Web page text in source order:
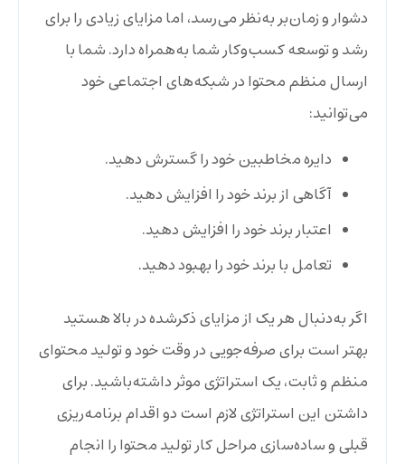
دشوار و زمان‌بر به‌نظر می‌رسد، اما مزایای زیادی را برای
رشد و توسعه کسب‌و‌کار شما به‌همراه دارد. شما با
ارسال منظم محتوا در شبکه‌های اجتماعی خود
می‌توانید:
دایره مخاطبین خود را گسترش دهید.
آگاهی از برند خود را افزایش دهید.
اعتبار برند خود را افزایش دهید.
تعامل با برند خود را بهبود دهید.
اگر به‌دنبال هر یک از مزایای ذکرشده در بالا هستید
بهتر است برای صرفه‌جویی در وقت خود و تولید محتوای
منظم و ثابت، یک استراتژی موثر داشته‌باشید. برای
داشتن این استراتژی لازم است دو اقدام برنامه‌ریزی
قبلی و ساده‌سازی مراحل کار تولید محتوا را انجام